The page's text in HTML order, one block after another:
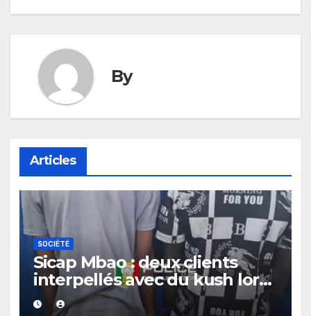
By
Articles
SOCIÉTÉ
Sicap Mbao : deux clients
interpellés avec du kush lors
d’un contrôle de police dans